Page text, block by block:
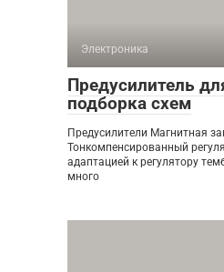
Электроника
Предусилитель
подборка схем
Предусилители Магнитная
Тонкомпенсированный
адаптацией к регулятору
много